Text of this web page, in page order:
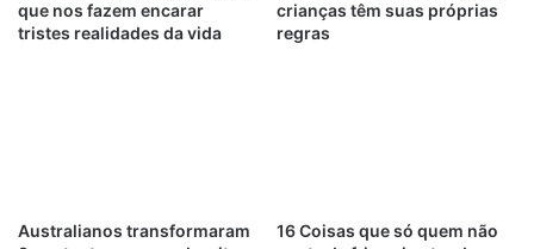
que nos fazem encarar
tristes realidades da vida
crianças têm suas próprias
regras
Australianos transformaram
16 Coisas que só quem não